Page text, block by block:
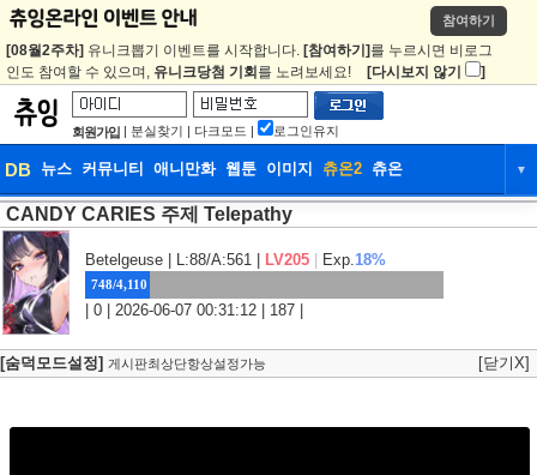
참여하기
[08월2주차] 유니크뽑기 이벤트를 시작합니다. [참여하기] 를 누르시면 비로그
인도 참여할 수 있으며, 유니크당첨 기회 를 노려보세요! [다시보지 않기 ]
회원가입 | 분실찾기 | 다크모드 | 로그인유지
DB 뉴스 커뮤니티 애니만화 웹툰 이미지 츄온2 츄온 ▼
DB 뉴스
웹툰 이미지 츄온2
CANDY CARIES 주제 Telepathy
Betelgeuse | L:88/A:561 | LV205 Exp.18%
748/4,110
| 0 | 2026-06-07 00:31:12 | 187 |
[숨덕모드설정] 게시판최상단항상설정가능 [닫기X]